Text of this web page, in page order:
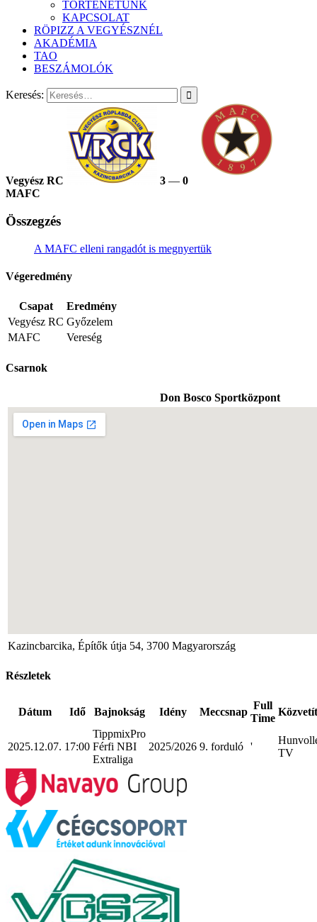
TÖRTÉNETÜNK
KAPCSOLAT
RÖPIZZ A VEGYÉSZNÉL
AKADÉMIA
TAO
BESZÁMOLÓK
Keresés:
Vegyész RC 3 — 0
MAFC
Összegzés
A MAFC elleni rangadót is megnyertük
Végeredmény
Csapat
Eredmény
Vegyész RC Győzelem
MAFC
Vereség
Csarnok
Don Bosco Sportközpont
Kazincbarcika, Építők útja 54, 3700 Magyarország
Részletek
Dátum Idő Bajnokság Idény Meccsnap
Full
Time
2025.12.07. 17:00
TippmixPro
Férfi NBI
Extraliga
2025/2026 9. forduló '
TV